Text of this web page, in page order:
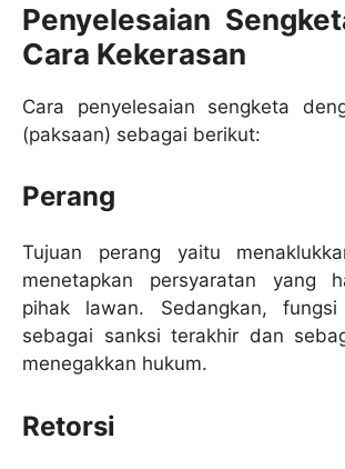
Penyelesaian
Cara Kekerasan
Cara penyelesaian sengketa
(paksaan) sebagai berikut:
Perang
Tujuan perang yaitu
menetapkan persyaratan yang
pihak lawan. Sedangkan,
sebagai sanksi terakhir dan
menegakkan hukum.
Retorsi